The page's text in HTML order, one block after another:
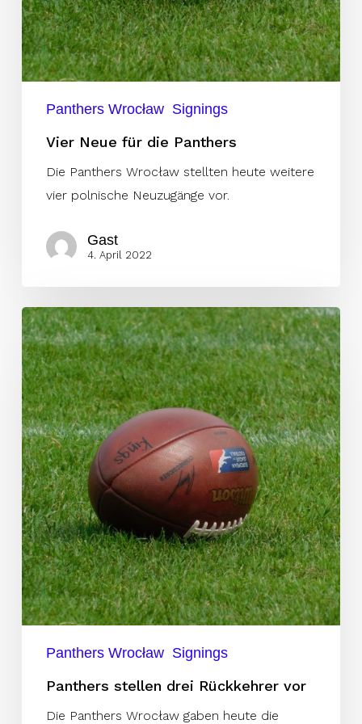
Panthers Wrocław Signings
Vier Neue für die Panthers
Die Panthers Wrocław stellten heute weitere
vier polnische Neuzugänge vor.
Gast
4. April 2022
Panthers
stellen
drei
Rückkehrer
vor
Panthers Wrocław Signings
Panthers stellen drei Rückkehrer vor
Die Panthers Wrocław gaben heute die